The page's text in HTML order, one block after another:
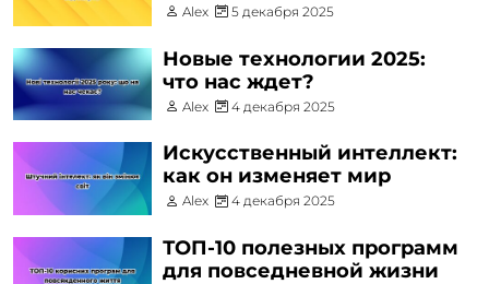
Alex 5 декабря 2025
Новые технологии 2025:
что нас ждет?
Alex 4 декабря 2025
Искусственный интеллект:
как он изменяет мир
Alex 4 декабря 2025
ТОП-10 полезных программ
для повседневной жизни